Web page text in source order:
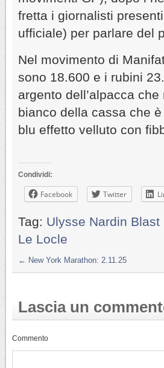
fretta i giornalisti
ufficiale) per parlare del
Nel movimento di
sono 18.600 e i rubini
argento dell’alpacca
bianco della cassa che
blu effetto velluto con
Condividi:
Facebook Twitter
Tag: Ulysse Nardin
Le Locle
← New York Marathon: 2.11.25
Lascia un
Commento